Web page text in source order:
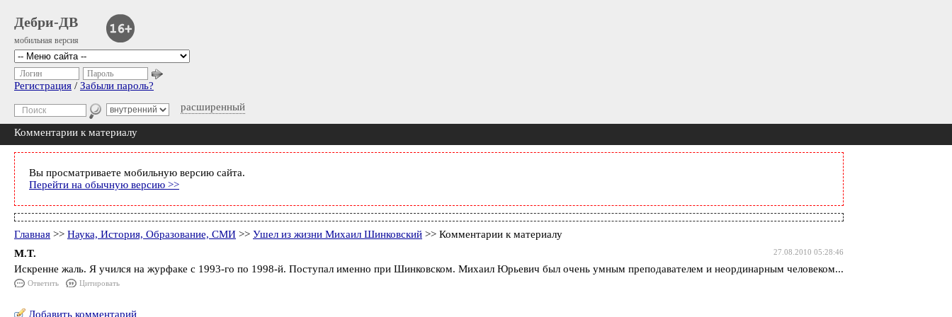
Дебри-ДВ
мобильная версия
расширенный
Логин Пароль
Регистрация / Забыли пароль?
Комментарии к материалу
Вы просматриваете мобильную версию сайта.
Перейти на обычную версию >>
Главная >> Наука, История, Образование, СМИ >> Ушел из жизни Михаил Шинковский >> Комментарии к материалу
27.08.2010 05:28:46
M.T.
Искренне жаль. Я учился на журфаке с 1993-го по 1998-й. Поступал именно при Шинковском. Михаил Юрьевич был очень умным преподавателем и неординарным человеком...
Ответить Цитировать
Добавить комментарий